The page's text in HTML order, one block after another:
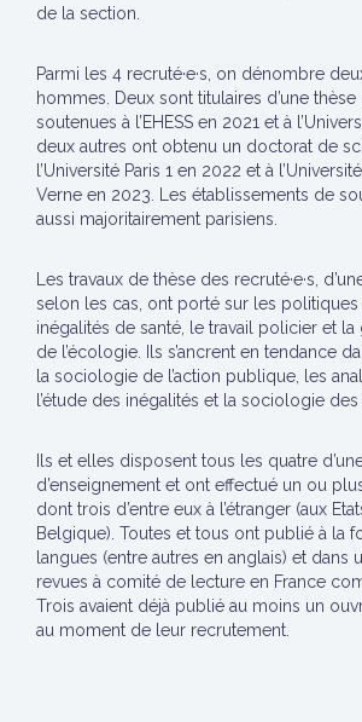
de la section.
Parmi les 4 recruté·e·s, on dénombre
hommes. Deux sont titulaires d’une
soutenues à l’EHESS en 2021 et à
deux autres ont obtenu un doctorat de
l’Université Paris 1 en 2022 et à
Verne en 2023. Les établissements de
aussi majoritairement parisiens.
Les travaux de thèse des recruté·e·s,
selon les cas, ont porté sur les politiques
inégalités de santé, le travail policier et
de l’écologie. Ils s’ancrent en tendance
la sociologie de l’action publique, les
l’étude des inégalités et la sociologie des
Ils et elles disposent tous les quatre
d’enseignement et ont effectué un ou
dont trois d’entre eux à l’étranger (aux
Belgique). Toutes et tous ont publié à la
langues (entre autres en anglais) et
revues à comité de lecture en France
Trois avaient déjà publié au moins un
au moment de leur recrutement.